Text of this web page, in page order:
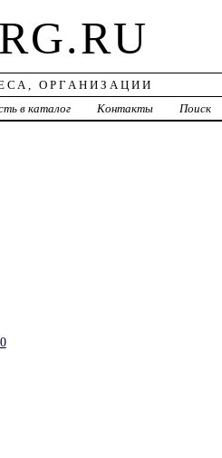
ОРГАНИЗАЦИИ
в каталог Контакты Поиск